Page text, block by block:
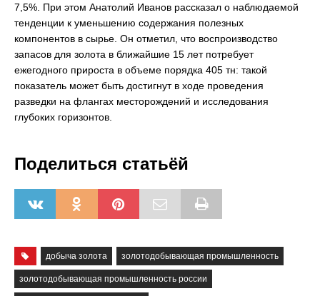
7,5%. При этом Анатолий Иванов рассказал о наблюдаемой
тенденции к уменьшению содержания полезных
компонентов в сырье. Он отметил, что воспроизводство
запасов для золота в ближайшие 15 лет потребует
ежегодного прироста в объеме порядка 405 тн: такой
показатель может быть достигнут в ходе проведения
разведки на флангах месторождений и исследования
глубоких горизонтов.
Поделиться статьёй
добыча золота золотодобывающая промышленность
золотодобывающая промышленность россии